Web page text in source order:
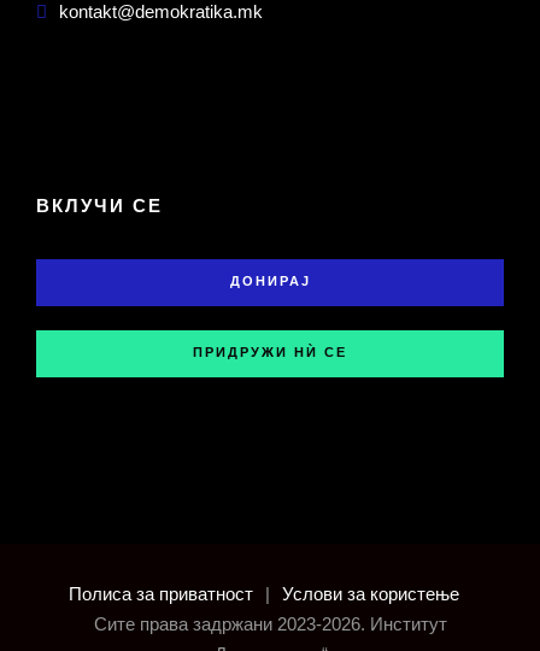
kontakt@demokratika.mk
ВКЛУЧИ СЕ
ДОНИРАЈ
ПРИДРУЖИ НЍ СЕ
Полиса за приватност |
Услови за користење
Сите права задржани 2023-2026. Институт